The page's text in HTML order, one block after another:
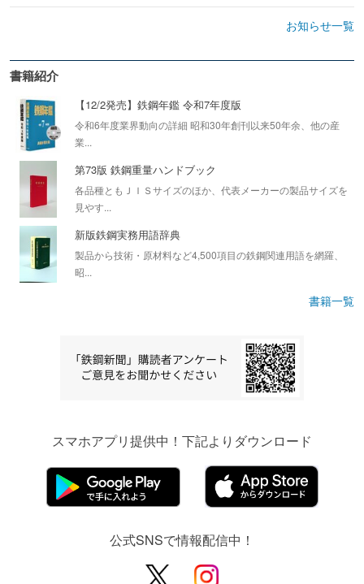
お知らせ一覧
書籍紹介
【12/2発売】鉄鋼年鑑 令和7年度版
令和6年度業界動向の詳細 昭和30年創刊以来50年余、他の産
業...
第73版 鉄鋼重量ハンドブック
各品種ともＪＩＳサイズのほか、代表メーカーの製品サイズを
見やす...
新版鉄鋼実務用語辞典
製品から技術・原材料など4,500項目の鉄鋼関連用語を網羅、
昭...
書籍一覧
スマホアプリ提供中！下記よりダウンロード
公式SNSで情報配信中！